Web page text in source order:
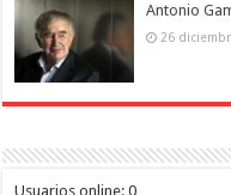
Antonio
26
Usuarios online:0